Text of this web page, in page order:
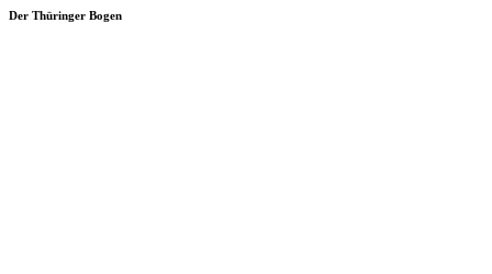
Der Thüringer Bogen